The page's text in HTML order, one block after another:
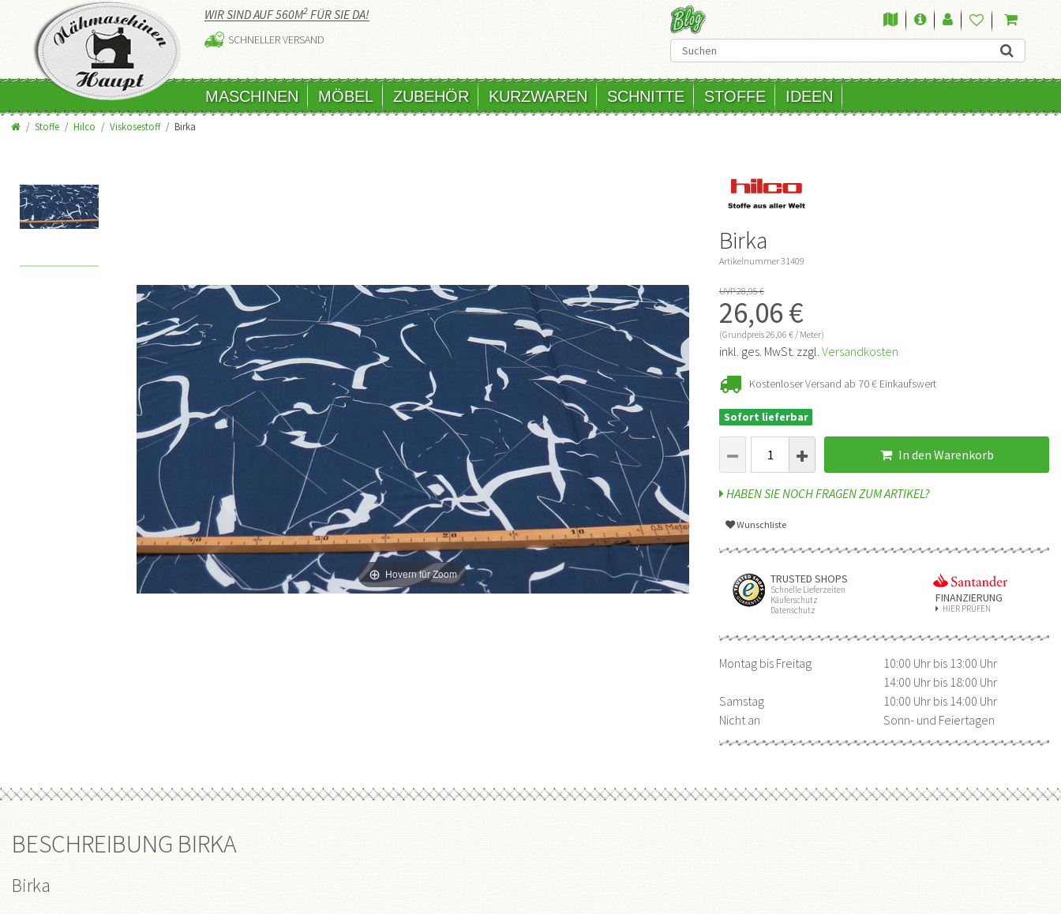
WIR SIND AUF 560M2 FÜR SIE DA!
SCHNELLER VERSAND
MASCHINEN MÖBEL ZUBEHÖR KURZWAREN SCHNITTE STOFFE IDEEN
Stoffe Hilco Viskosestoff Birka
Hovern für Zoom
Birka
Artikelnummer31409
UVP 28,95 €
26,06 €
(Grundpreis26,06 € / Meter)
inkl. ges. MwSt. zzgl. Versandkosten
Kostenloser Versand ab 70 € Einkaufswert
Sofort lieferbar
In den Warenkorb
HABEN SIE NOCH FRAGEN ZUM ARTIKEL?
Wunschliste
TRUSTED SHOPS
Schnelle Lieferzeiten
Käuferschutz
Datenschutz
FINANZIERUNG
HIER PRÜFEN
Montag bis Freitag
10:00 Uhr bis 13:00 Uhr
14:00 Uhr bis 18:00 Uhr
Samstag
10:00 Uhr bis 14:00 Uhr
Nicht an
Sonn- und Feiertagen
BESCHREIBUNG BIRKA
Birka